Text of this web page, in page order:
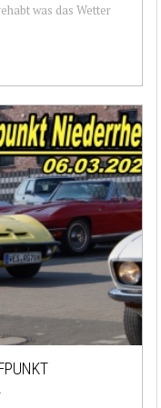
was das Wetter